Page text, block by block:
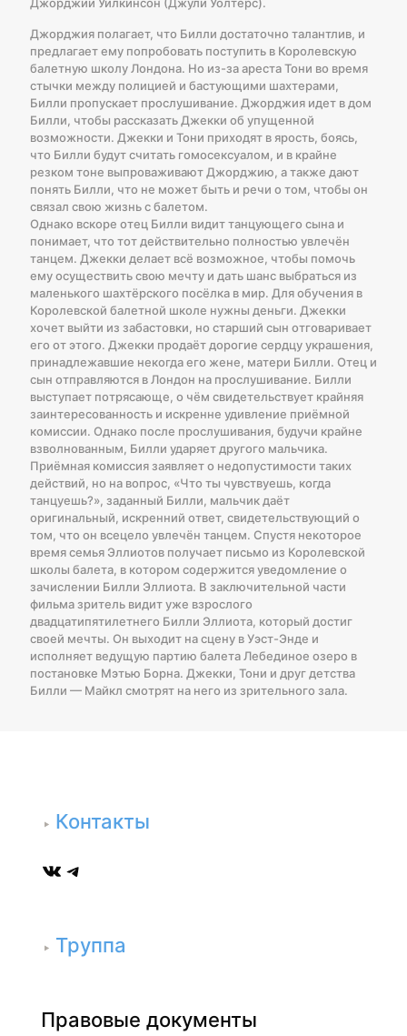
Джорджия полагает, что Билли достаточно талантлив, и
предлагает ему попробовать поступить в Королевскую
балетную школу Лондона. Но из-за ареста Тони во время
стычки между полицией и бастующими шахтерами,
Билли пропускает прослушивание. Джорджия идет в дом
Билли, чтобы рассказать Джекки об упущенной
возможности. Джекки и Тони приходят в ярость, боясь,
что Билли будут считать гомосексуалом, и в крайне
резком тоне выпроваживают Джорджию, а также дают
понять Билли, что не может быть и речи о том, чтобы он
связал свою жизнь с балетом.
Однако вскоре отец Билли видит танцующего сына и
понимает, что тот действительно полностью увлечён
танцем. Джекки делает всё возможное, чтобы помочь
ему осуществить свою мечту и дать шанс выбраться из
маленького шахтёрского посёлка в мир. Для обучения в
Королевской балетной школе нужны деньги. Джекки
хочет выйти из забастовки, но старший сын отговаривает
его от этого. Джекки продаёт дорогие сердцу украшения,
принадлежавшие некогда его жене, матери Билли. Отец и
сын отправляются в Лондон на прослушивание. Билли
выступает потрясающе, о чём свидетельствует крайняя
заинтересованность и искренне удивление приёмной
комиссии. Однако после прослушивания, будучи крайне
взволнованным, Билли ударяет другого мальчика.
Приёмная комиссия заявляет о недопустимости таких
действий, но на вопрос, «Что ты чувствуешь, когда
танцуешь?», заданный Билли, мальчик даёт
оригинальный, искренний ответ, свидетельствующий о
том, что он всецело увлечён танцем. Спустя некоторое
время семья Эллиотов получает письмо из Королевской
школы балета, в котором содержится уведомление о
зачислении Билли Эллиота. В заключительной части
фильма зритель видит уже взрослого
двадцатипятилетнего Билли Эллиота, который достиг
своей мечты. Он выходит на сцену в Уэст-Энде и
исполняет ведущую партию балета Лебединое озеро в
постановке Мэтью Борна. Джекки, Тони и друг детства
Билли — Майкл смотрят на него из зрительного зала.
Контакты
ВКонтакте
Telegram
Труппа
Правовые документы